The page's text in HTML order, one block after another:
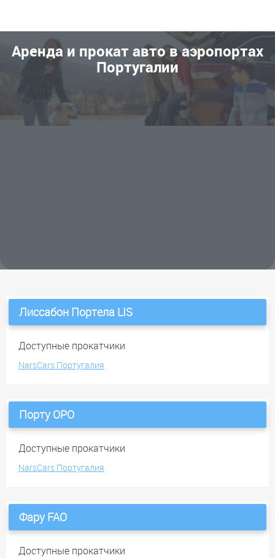
Аренда и прокат авто в аэропортах
Португалии
Лиссабон Портела LIS
Доступные прокатчики
NarsCars Португалия
Порту OPO
Доступные прокатчики
NarsCars Португалия
Фару FAO
Доступные прокатчики